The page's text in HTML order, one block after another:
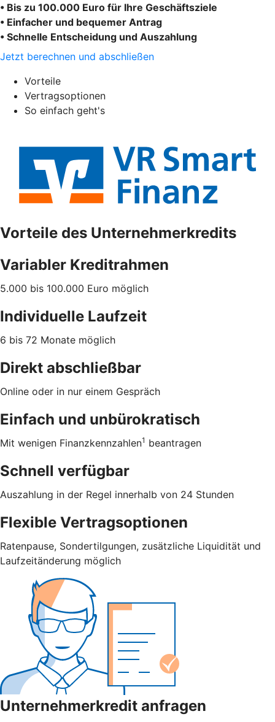
• Bis zu 100.000 Euro für Ihre Geschäftsziele
• Einfacher und bequemer Antrag
• Schnelle Entscheidung und Auszahlung
Jetzt berechnen und abschließen
Vorteile
Vertragsoptionen
So einfach geht's
Vorteile des Unternehmerkredits
Variabler Kreditrahmen
5.000 bis 100.000 Euro möglich
Individuelle Laufzeit
6 bis 72 Monate möglich
Direkt abschließbar
Online oder in nur einem Gespräch
Einfach und unbürokratisch
Mit wenigen Finanzkennzahlen1 beantragen
Schnell verfügbar
Auszahlung in der Regel innerhalb von 24 Stunden
Flexible Vertragsoptionen
Ratenpause, Sondertilgungen, zusätzliche Liquidität und
Laufzeitänderung möglich
Unternehmerkredit anfragen